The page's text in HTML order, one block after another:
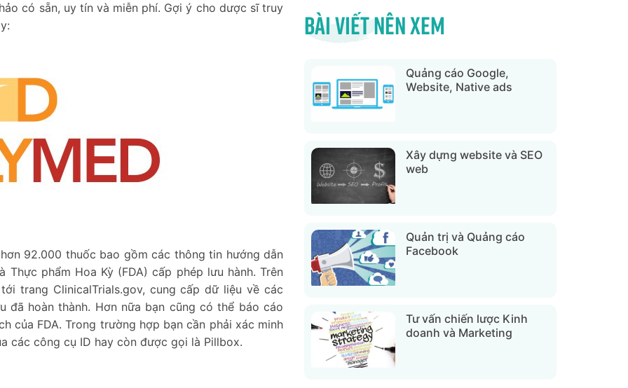
có sẵn, uy tín và miễn phí. Gợi ý cho dược sĩ truy
92.000 thuốc bao gồm các thông tin hướng dẫn
phẩm Hoa Kỳ (FDA) cấp phép lưu hành. Trên
trang ClinicalTrials.gov, cung cấp dữ liệu về các
đã hoàn thành. Hơn nữa bạn cũng có thể báo cáo
của FDA. Trong trường hợp bạn cần phải xác minh
các công cụ ID hay còn được gọi là Pillbox.
Bài viết nên xem
Quảng cáo Google,
Website, Native ads
Xây dựng website và SEO
web
Quản trị và Quảng cáo
Facebook
Tư vấn chiến lược Kinh
doanh và Marketing